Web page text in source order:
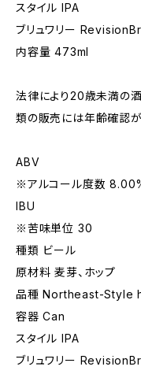
スタイル IPA
ブリュワリー
内容量 473ml
法律により20歳未満の
類の販売には年齢確認
ABV
※アルコール度数
IBU
※苦味単位 30
種類 ビール
原材料 麦芽、ホップ
品種 Northeast-Style
容器 Can
スタイル IPA
ブリュワリー